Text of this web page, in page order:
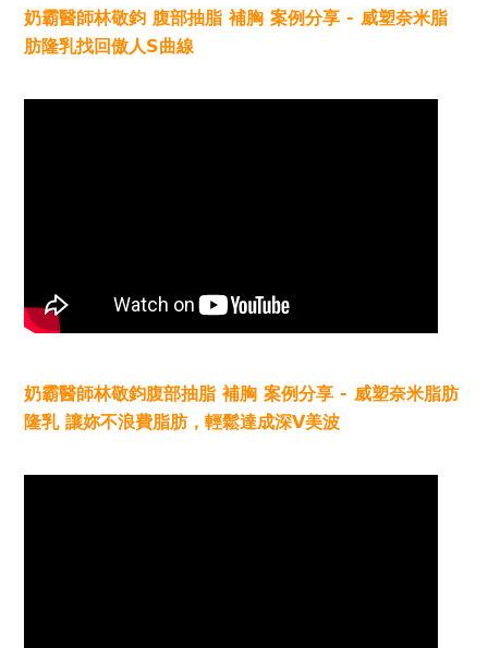
奶霸醫師林敬鈞 腹部抽脂 補胸 案例分享 - 威塑奈米脂
肪隆乳找回傲人S曲線
奶霸醫師林敬鈞腹部抽脂 補胸 案例分享 - 威塑奈米脂肪
隆乳 讓妳不浪費脂肪，輕鬆達成深V美波